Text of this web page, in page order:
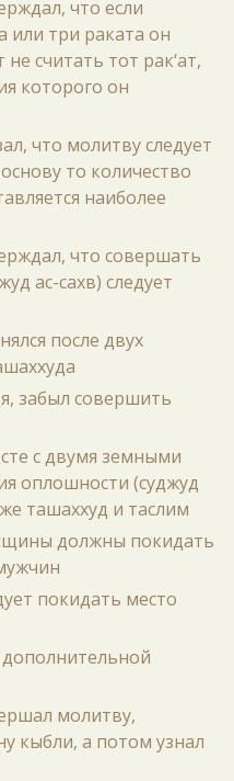
что если
или три раката он
считать тот рак‘ат,
которого он
что молитву следует
то количество
наиболее
что совершать
ас-сахв) следует
после двух
забыл совершить
с двумя земными
оплошности (суджуд
ташаххуд и таслим
должны покидать
покидать место
молитву,
кыбли, а потом узнал